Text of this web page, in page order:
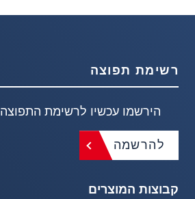
רשימת תפוצה
הירשמו עכשיו לרשימת
להרשמה
קבוצות המוצרים